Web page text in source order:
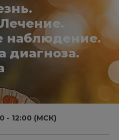
наблюдение.
диагноза.
- 12:00 (МСК)